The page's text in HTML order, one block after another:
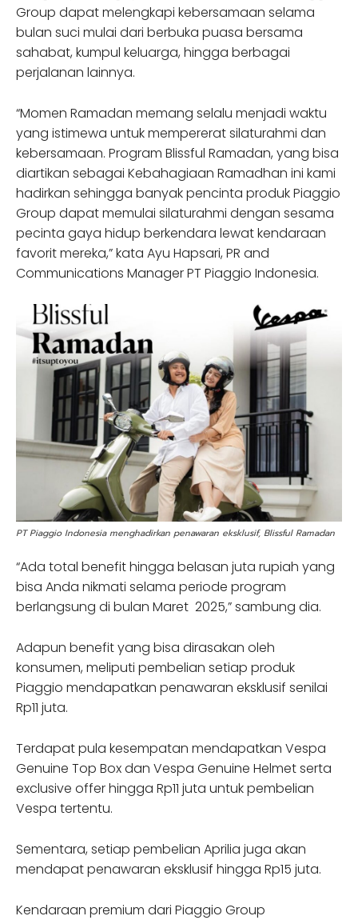
Group dapat melengkapi kebersamaan selama
bulan suci mulai dari berbuka puasa bersama
sahabat, kumpul keluarga, hingga berbagai
perjalanan lainnya.
“Momen Ramadan memang selalu menjadi waktu
yang istimewa untuk mempererat silaturahmi dan
kebersamaan. Program Blissful Ramadan, yang bisa
diartikan sebagai Kebahagiaan Ramadhan ini kami
hadirkan sehingga banyak pencinta produk Piaggio
Group dapat memulai silaturahmi dengan sesama
pecinta gaya hidup berkendara lewat kendaraan
favorit mereka,” kata Ayu Hapsari, PR and
Communications Manager PT Piaggio Indonesia.
PT Piaggio Indonesia menghadirkan penawaran eksklusif, Blissful Ramadan
“Ada total benefit hingga belasan juta rupiah yang
bisa Anda nikmati selama periode program
berlangsung di bulan Maret 2025,” sambung dia.
Adapun benefit yang bisa dirasakan oleh
konsumen, meliputi pembelian setiap produk
Piaggio mendapatkan penawaran eksklusif senilai
Rp11 juta.
Terdapat pula kesempatan mendapatkan Vespa
Genuine Top Box dan Vespa Genuine Helmet serta
exclusive offer hingga Rp11 juta untuk pembelian
Vespa tertentu.
Sementara, setiap pembelian Aprilia juga akan
mendapat penawaran eksklusif hingga Rp15 juta.
Kendaraan premium dari Piaggio Group